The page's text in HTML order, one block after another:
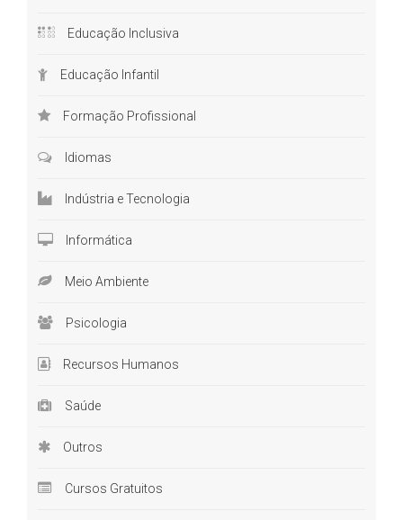
Educação Inclusiva
Educação Infantil
Formação Profissional
Idiomas
Indústria e Tecnologia
Informática
Meio Ambiente
Psicologia
Recursos Humanos
Saúde
Outros
Cursos Gratuitos